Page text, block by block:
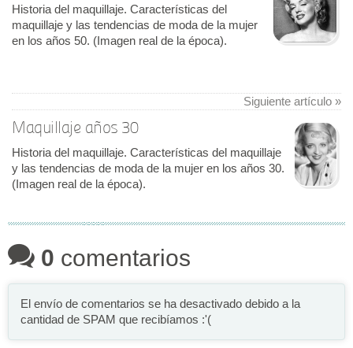
Historia del maquillaje. Características del
maquillaje y las tendencias de moda de la mujer
en los años 50. (Imagen real de la época).
Siguiente artículo »
Maquillaje años 30
Historia del maquillaje. Características del maquillaje
y las tendencias de moda de la mujer en los años 30.
(Imagen real de la época).
0 comentarios
El envío de comentarios se ha desactivado debido a la
cantidad de SPAM que recibíamos :'(